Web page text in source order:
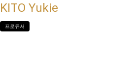
KITO Yukie
프로듀서